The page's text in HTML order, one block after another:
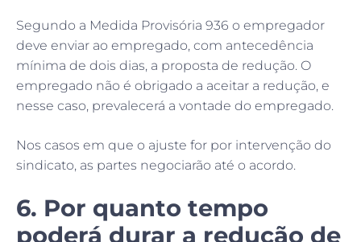
Segundo a Medida Provisória 936 o empregador
deve enviar ao empregado, com antecedência
mínima de dois dias, a proposta de redução. O
empregado não é obrigado a aceitar a redução, e
nesse caso, prevalecerá a vontade do empregado.
Nos casos em que o ajuste for por intervenção do
sindicato, as partes negociarão até o acordo.
6. Por quanto tempo
poderá durar a redução de